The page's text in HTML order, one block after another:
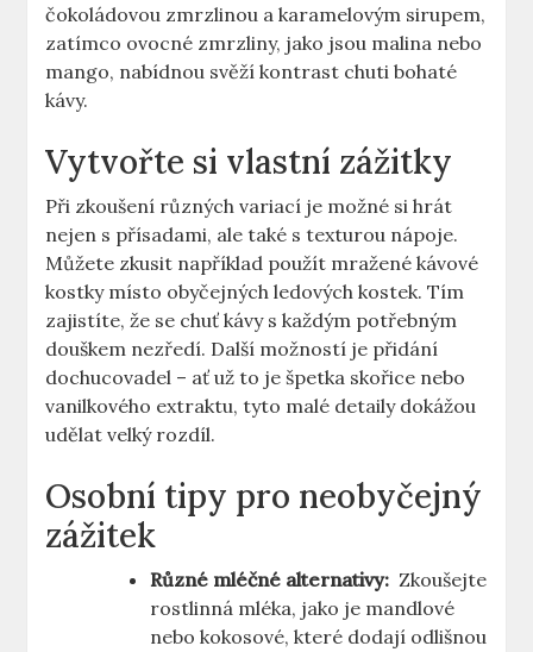
⁣čokoládovou zmrzlinou a karamelovým⁤ sirupem,
⁢zatímco ovocné zmrzliny, jako jsou malina nebo
mango, nabídnou svěží kontrast chuti bohaté
kávy.
Vytvořte si vlastní zážitky
Při zkoušení různých variací je možné si hrát
nejen s ​přísadami, ale také s texturou nápoje.
Můžete zkusit například použít⁢ mražené kávové
kostky⁢ místo obyčejných ledových kostek. Tím
zajistíte, ​že se chuť kávy s každým potřebným
douškem nezředí. Další‍ možností je přidání
dochucovadel – ať už to je špetka skořice nebo
vanilkového extraktu, tyto ‌malé detaily dokážou
udělat velký rozdíl.
Osobní tipy ‍pro neobyčejný
zážitek
Různé‌ mléčné alternativy: ⁤ Zkoušejte
rostlinná mléka, jako je mandlové
nebo kokosové, které dodají ⁤odlišnou